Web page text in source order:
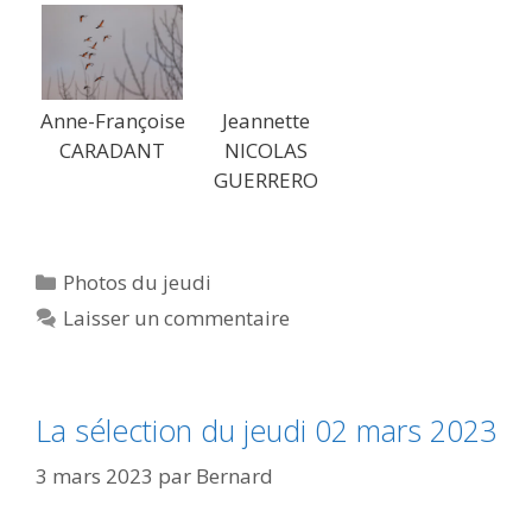
Anne-Françoise
CARADANT
Jeannette
NICOLAS
GUERRERO
Catégories
Photos du jeudi
Laisser un commentaire
La sélection du jeudi 02 mars 2023
3 mars 2023 par Bernard